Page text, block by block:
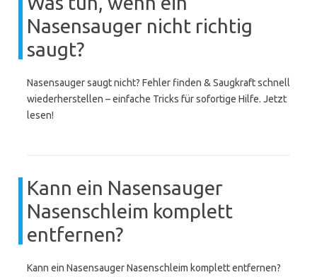
Nasensauger nicht richtig
saugt?
Nasensauger saugt nicht? Fehler finden & Saugkraft schnell
wiederherstellen – einfache Tricks für sofortige Hilfe. Jetzt
lesen!
Kann ein Nasensauger
Nasenschleim komplett
entfernen?
Kann ein Nasensauger Nasenschleim komplett entfernen?